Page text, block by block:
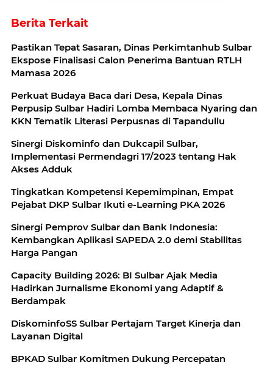
Berita Terkait
Pastikan Tepat Sasaran, Dinas Perkimtanhub Sulbar
Ekspose Finalisasi Calon Penerima Bantuan RTLH
Mamasa 2026
Perkuat Budaya Baca dari Desa, Kepala Dinas
Perpusip Sulbar Hadiri Lomba Membaca Nyaring dan
KKN Tematik Literasi Perpusnas di Tapandullu
Sinergi Diskominfo dan Dukcapil Sulbar,
Implementasi Permendagri 17/2023 tentang Hak
Akses Adduk
Tingkatkan Kompetensi Kepemimpinan, Empat
Pejabat DKP Sulbar Ikuti e-Learning PKA 2026
Sinergi Pemprov Sulbar dan Bank Indonesia:
Kembangkan Aplikasi SAPEDA 2.0 demi Stabilitas
Harga Pangan
Capacity Building 2026: BI Sulbar Ajak Media
Hadirkan Jurnalisme Ekonomi yang Adaptif &
Berdampak
DiskominfoSS Sulbar Pertajam Target Kinerja dan
Layanan Digital
BPKAD Sulbar Komitmen Dukung Percepatan